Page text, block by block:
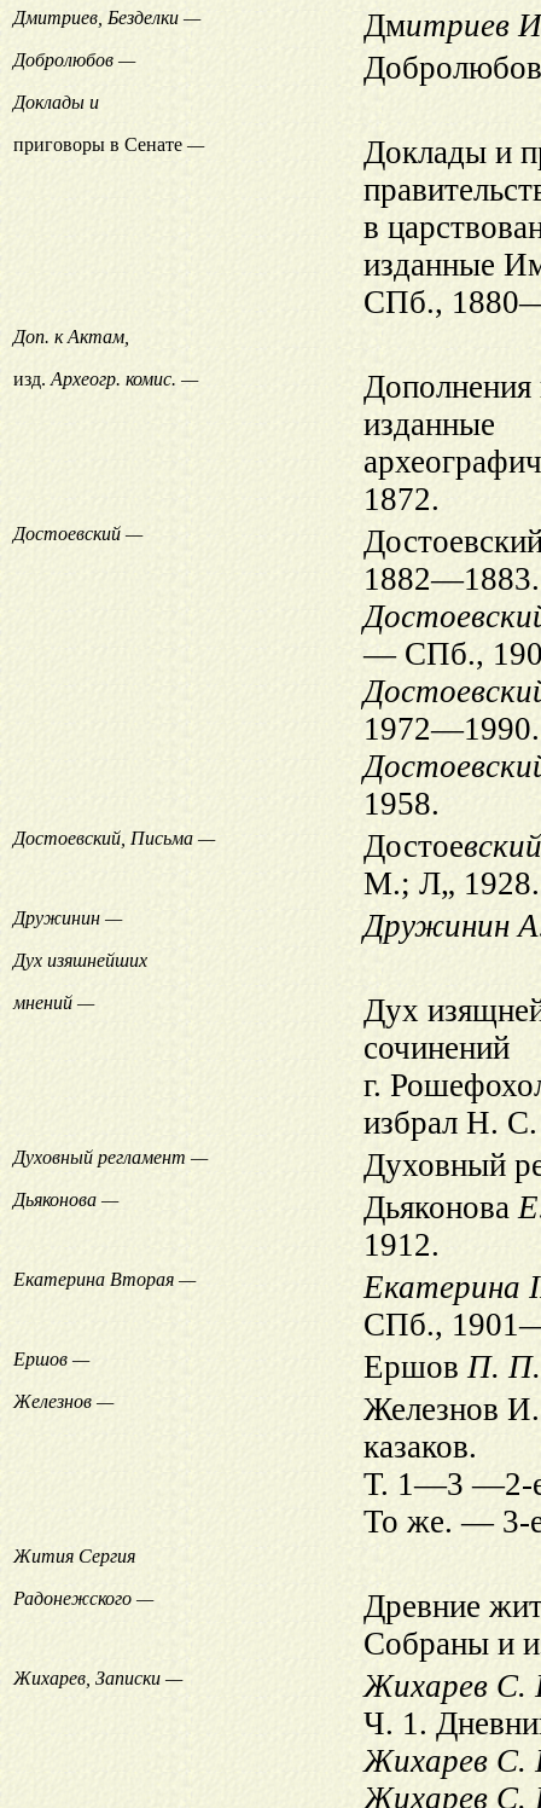
Дмитриев, Безделки — Дмитриев
Добролюбов —
Доклады и
приговоры в Сенате—
Доклады и
в
изданные
СПб.,
Доп. к Актам,
изд.Археогр. комис. —
изданные
1872.
Достоевский —
1882—1883.
— СПб.,
1972—1990.
1958.
Достоевский, Письма — Достое
М.; Л„ 1928.
Дружинин — Дружинин
Дух изяшнейших
мнений —
Дух
сочинений
г.
избрал Н.
Духовный регламент — Духовный
Дьяконова — Дьяконова
1912.
Екатерина Вторая —
Екатерина
СПб.,
Ершов — ЕршовП. П.
Железнов —
Железнов
казаков.
Т. 1—3 —2-
То же. — 3-
Жития Сергия
Радонежского —
Древние
Собраны и
Жихарев, Записки — Жихарев С.
Ч. 1.
Жихарев С.
Жихарев С.